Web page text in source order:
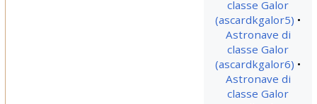
classe Galor
(ascardkgalor5)
Astronave di
classe Galor
(ascardkgalor6)
Astronave di
classe Galor